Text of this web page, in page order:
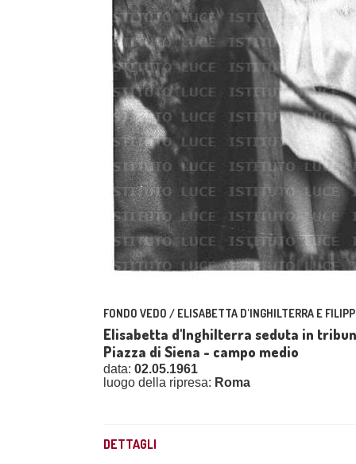
FONDO VEDO / ELISABETTA D'INGHILTERRA E
Elisabetta d'Inghilterra seduta in
Piazza di Siena - campo medio
data: 02.05.1961
luogo della ripresa: Roma
DETTAGLI